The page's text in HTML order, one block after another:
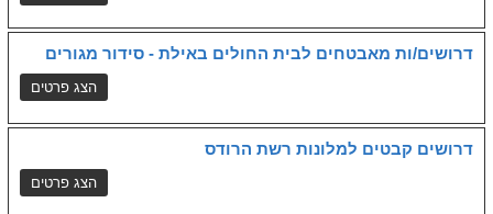
דרושים/ות מאבטחים לבית החולים באילת - סידור מגורים
דרושים קבטים למלונות רשת הרודס